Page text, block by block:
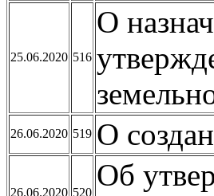
25.06.2020 516
О
26.06.2020 519 О
26.06.2020 520
Об